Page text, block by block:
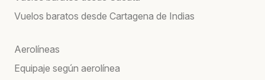
Vuelos baratos desde Cartagena de Indias
Aerolíneas
Equipaje según aerolínea